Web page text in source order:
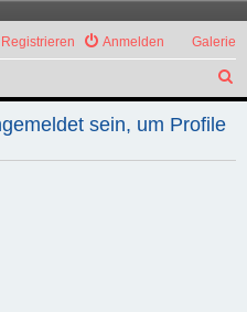
Galerie
Anmelden
Registrieren
u
h
sein, um Profile